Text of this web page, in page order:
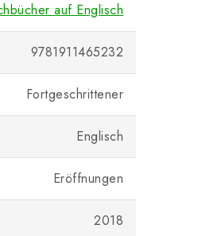
auf Englisch
9781911465232
Fortgeschrittener
Englisch
Eröffnungen
2018